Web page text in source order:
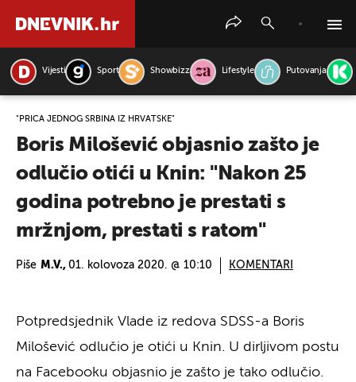
Vijesti Sport Showbizz Lifestyle Putovanja
"PRIČA JEDNOG SRBINA IZ HRVATSKE"
Boris Milošević objasnio zašto je
odlučio otići u Knin: "Nakon 25
godina potrebno je prestati s
mržnjom, prestati s ratom"
Piše M.V., 01. kolovoza 2020. @ 10:10 KOMENTARI
Potpredsjednik Vlade iz redova SDSS-a Boris
Milošević odlučio je otići u Knin. U dirljivom postu
na Facebooku objasnio je zašto je tako odlučio.
PRETRAŽITE VIJESTI